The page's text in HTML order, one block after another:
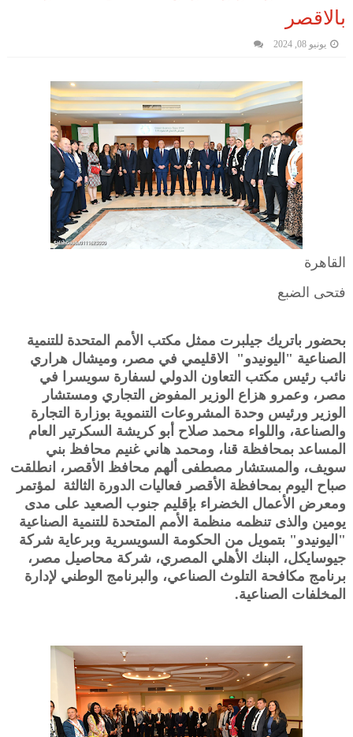
بالاقصر
يونيو 08, 2024
القاهرة
فتحى الضبع
بحضور باتريك جيلبرت ممثل مكتب الأمم المتحدة للتنمية
الصناعية "اليونيدو" الاقليمي في مصر، وميشال هراري
نائب رئيس مكتب التعاون الدولي لسفارة سويسرا في
مصر، وعمرو هزاع الوزير المفوض التجاري ومستشار
الوزير ورئيس وحدة المشروعات التنموية بوزارة التجارة
والصناعة، واللواء محمد صلاح أبو كريشة السكرتير العام
المساعد بمحافظة قنا، ومحمد هاني غنيم محافظ بني
سويف، والمستشار مصطفى ألهم محافظ الأقصر، انطلقت
صباح اليوم بمحافظة الأقصر فعاليات الدورة الثالثة لمؤتمر
ومعرض الأعمال الخضراء بإقليم جنوب الصعيد على مدى
يومين والذى تنظمه منظمة الأمم المتحدة للتنمية الصناعية
"اليونيدو" بتمويل من الحكومة السويسرية وبرعاية شركة
جيوسايكل، البنك الأهلي المصري، شركة محاصيل مصر،
برنامج مكافحة التلوث الصناعي، والبرنامج الوطني لإدارة
المخلفات الصناعية.